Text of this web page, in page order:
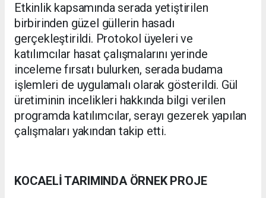
Etkinlik kapsamında serada yetiştirilen
birbirinden güzel güllerin hasadı
gerçekleştirildi. Protokol üyeleri ve
katılımcılar hasat çalışmalarını yerinde
inceleme fırsatı bulurken, serada budama
işlemleri de uygulamalı olarak gösterildi. Gül
üretiminin incelikleri hakkında bilgi verilen
programda katılımcılar, serayı gezerek yapılan
çalışmaları yakından takip etti.
KOCAELİ TARIMINDA ÖRNEK PROJE